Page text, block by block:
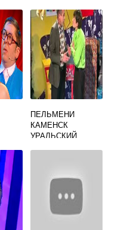
ПЕЛЬМЕНИ
КАМЕНСК
УРАЛЬСКИЙ